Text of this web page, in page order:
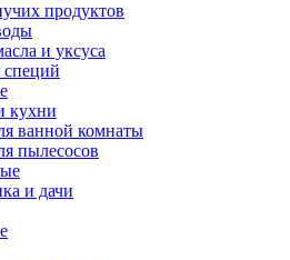
продуктов
и уксуса
кухни
ванной комнаты
пылесосов
и дачи